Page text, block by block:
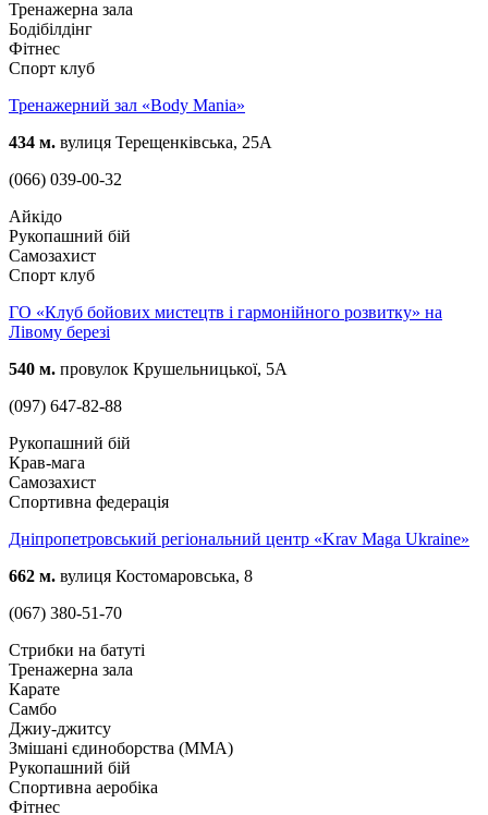
Тренажерна зала
Бодібілдінг
Фітнес
Спорт клуб
Тренажeрний зал «Body Mania»
434 м. вулиця Терещенківська, 25А
(066) 039-00-32
Айкідо
Рукопашний бій
Самозахист
Спорт клуб
ГО «Клуб бойових мистецтв і гармонійного розвитку» на
Лівому березі
540 м. провулок Крушельницької, 5А
(097) 647-82-88
Рукопашний бій
Крав-мага
Самозахист
Спортивна федерація
Дніпропетровський регіональний центр «Krav Maga Ukraine»
662 м. вулиця Костомаровська, 8
(067) 380-51-70
Стрибки на батуті
Тренажерна зала
Карате
Самбо
Джиу-джитсу
Змішані єдиноборства (ММА)
Рукопашний бій
Спортивна аеробіка
Фітнес